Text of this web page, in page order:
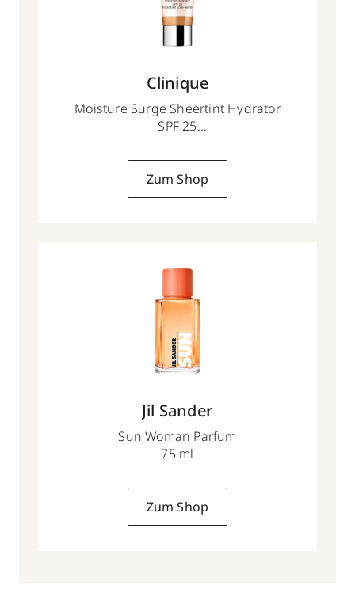
Clinique
Moisture Surge Sheertint Hydrator
SPF 25
Zum Shop
Jil Sander
Sun Woman Parfum
75 ml
Zum Shop